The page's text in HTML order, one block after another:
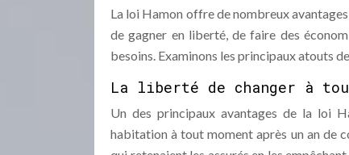
La loi Hamon offre de nombreux
de gagner en liberté, de faire des
besoins. Examinons les principaux atouts
La liberté de changer à
Un des principaux avantages de la loi
habitation à tout moment après un an de